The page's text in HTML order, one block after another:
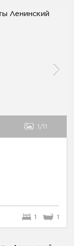
1 11
1 1